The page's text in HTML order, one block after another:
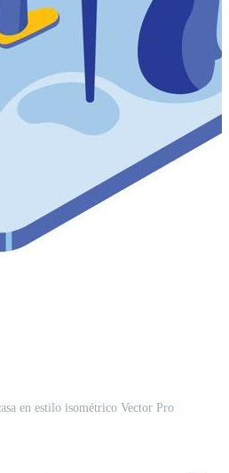
en estilo isométrico Vector Pro